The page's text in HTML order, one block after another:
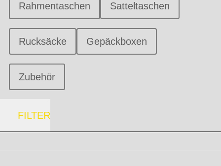
Rahmentaschen Satteltaschen
Rucksäcke Gepäckboxen
Zubehör
FILTER